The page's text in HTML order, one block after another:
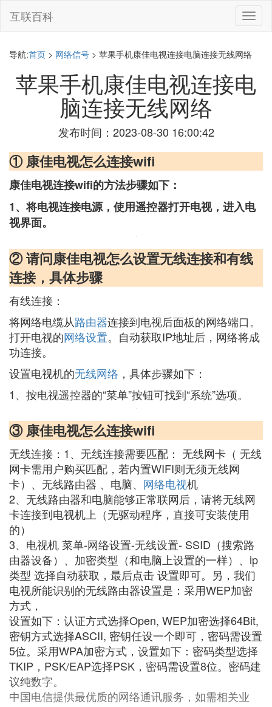
切
换
航
互联百科
导航:首页 > 网络信号 > 苹果手机康佳电视连接电脑连接无线网络
苹果手机康佳电视连接电
脑连接无线网络
发布时间：2023-08-30 16:00:42
① 康佳电视怎么连接wifi
康佳电视连接wifi的方法步骤如下：
1、将电视连接电源，使用遥控器打开电视，进入电
视界面。
② 请问康佳电视怎么设置无线连接和有线
连接，具体步骤
有线连接：
将网络电缆从路由器连接到电视后面板的网络端口。
打开电视的网络设置。自动获取IP地址后，网络将成
功连接。
设置电视机的无线网络 ，具体步骤如下：
1、按电视遥控器的“菜单”按钮可找到“系统”选项。
③ 康佳电视怎么连接wifi
无线连接：1、无线连接需要匹配： 无线网卡（ 无线
网卡需用户购买匹配，若内置WIFI则无须无线网
卡）、无线路由器 、电脑、 网络电视机
2、无线路由器和电脑能够正常联网后，请将无线网
卡连接到电视机上（无驱动程序，直接可安装使用
的）
3、电视机 菜单-网络设置-无线设置- SSID（搜索路
由器设备）、加密类型（和电脑上设置的一样）、ip
类型 选择自动获取，最后点击 设置即可。另，我们
电视所能识别的无线路由器设置是：采用WEP加密
方式，
设置如下：认证方式选择Open, WEP加密选择64Bit,
密钥方式选择ASCII, 密钥任设一个即可，密码需设置
5位。采用WPA加密方式，设置如下：密码类型选择
TKIP，PSK/EAP选择PSK，密码需设置8位。密码建
议纯数字。
中国电信提供最优质的网络通讯服务，如需相关业